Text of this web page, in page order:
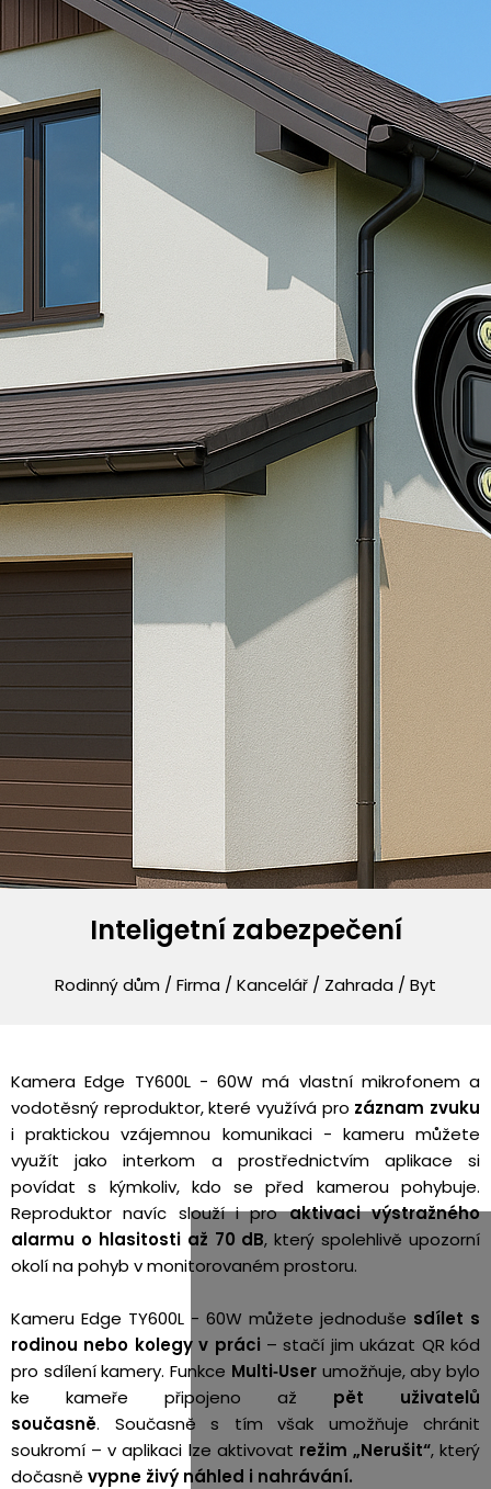
Inteligetní zabezpečení
Rodinný dům / Firma / Kancelář / Zahrada / Byt
Kamera Edge TY600L - 60W má vlastní mikrofonem a
vodotěsný reproduktor, které využívá pro záznam zvuku
i praktickou vzájemnou komunikaci - kameru můžete
využít jako interkom a prostřednictvím aplikace si
povídat s kýmkoliv, kdo se před kamerou pohybuje.
Reproduktor navíc slouží i proaktivaci výstražného
alarmu o hlasitosti až 70 dB, který spolehlivě upozorní
okolí na pohyb v monitorovaném prostoru.
Kameru Edge TY600L - 60W můžete jednoduše sdílet s
rodinou nebo kolegy v práci – stačí jim ukázat QR kód
pro sdílení kamery. Funkce Multi‑Userumožňuje, aby bylo
ke kameře připojeno až pět uživatelů
současně.
Současně s tím však umožňuje chránit
soukromí – v aplikaci lze aktivovat režim „Nerušit“, který
dočasně vypne živý náhled i nahrávání.